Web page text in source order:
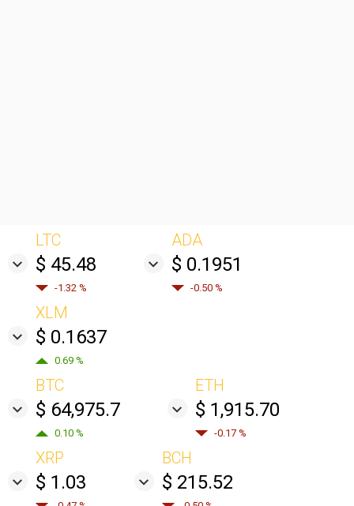
LTC
$ 45.48
-1.32 %
ADA
$ 0.1951
-0.50 %
XLM
$ 0.1637
0.69 %
BTC
$ 64,975.7
0.10 %
ETH
$ 1,915.70
-0.17 %
XRP
$ 1.03
BCH
$ 215.52